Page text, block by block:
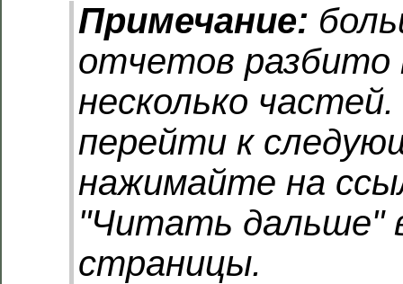
Примечание:
отчетов разбито
несколько
перейти к
нажимайте на
"Читать дальше"
страницы.